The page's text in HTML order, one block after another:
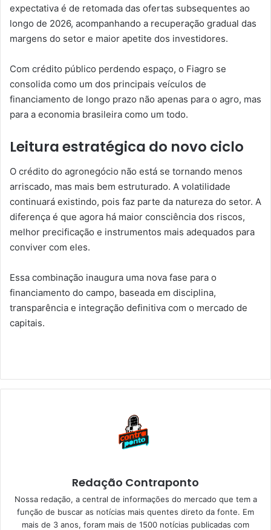
expectativa é de retomada das ofertas subsequentes ao
longo de 2026, acompanhando a recuperação gradual das
margens do setor e maior apetite dos investidores.
Com crédito público perdendo espaço, o Fiagro se
consolida como um dos principais veículos de
financiamento de longo prazo não apenas para o agro, mas
para a economia brasileira como um todo.
Leitura estratégica do novo ciclo
O crédito do agronegócio não está se tornando menos
arriscado, mas mais bem estruturado. A volatilidade
continuará existindo, pois faz parte da natureza do setor. A
diferença é que agora há maior consciência dos riscos,
melhor precificação e instrumentos mais adequados para
conviver com eles.
Essa combinação inaugura uma nova fase para o
financiamento do campo, baseada em disciplina,
transparência e integração definitiva com o mercado de
capitais.
Redação Contraponto
Nossa redação, a central de informações do mercado que tem a
função de buscar as notícias mais quentes direto da fonte. Em
mais de 3 anos, foram mais de 1500 notícias publicadas com